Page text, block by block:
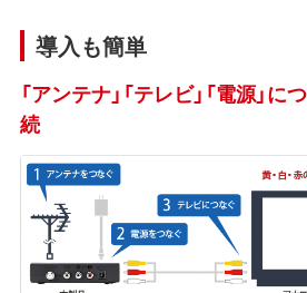
導入も簡単
「アンテナ」「テレビ」「電源」
続